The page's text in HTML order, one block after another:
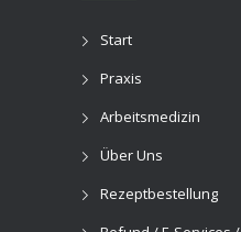
Start
Praxis
Arbeitsmedizin
Über Uns
Rezeptbestellung